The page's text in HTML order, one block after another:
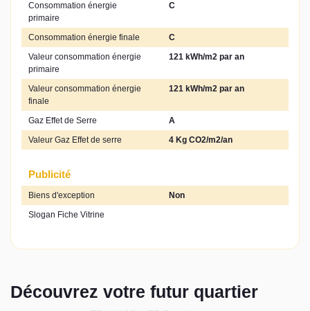
Consommation énergie
primaire
C
Consommation énergie finale
C
Valeur consommation énergie
primaire
121 kWh/m2 par an
Valeur consommation énergie
finale
121 kWh/m2 par an
Gaz Effet de Serre
A
Valeur Gaz Effet de serre
4 Kg CO2/m2/an
Publicité
Biens d'exception
Non
Slogan Fiche Vitrine
Découvrez votre futur quartier